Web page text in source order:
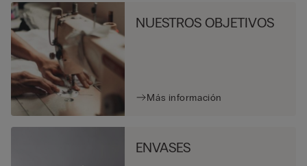
NUESTROS OBJETIVOS
Más información
ENVASES